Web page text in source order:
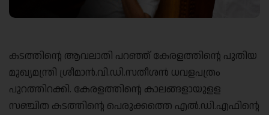
കടത്തിന്റെ ആവലാതി പറഞ്ഞ് കേരളത്തിന്റെ പുതിയ
മുഖ്യമന്ത്രി ശ്രീമാൻ.വി.ഡി.സതീശൻ ധവളപത്രം
പുറത്തിറക്കി. കേരളത്തിന്റെ കാലങ്ങളായുളള
സഞ്ചിത കടത്തിന്റെ പെരുക്കത്തെ എൽ.ഡി.എഫിന്റെ